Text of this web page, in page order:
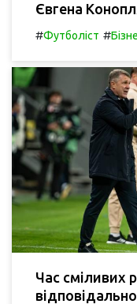
Євгена
#Футболіст #
Час сміливих